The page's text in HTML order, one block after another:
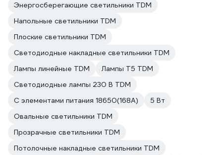
Энергосберегающие светильники TDM
Напольные светильники TDM
Плоские светильники TDM
Светодиодные накладные светильники TDM
Лампы линейные TDM
Лампы T5 TDM
Светодиодные лампы 230 В TDM
С элементами питания 18650(168A)
5 Вт
Овальные светильники TDM
Прозрачные светильники TDM
Потолочные накладные светильники TDM